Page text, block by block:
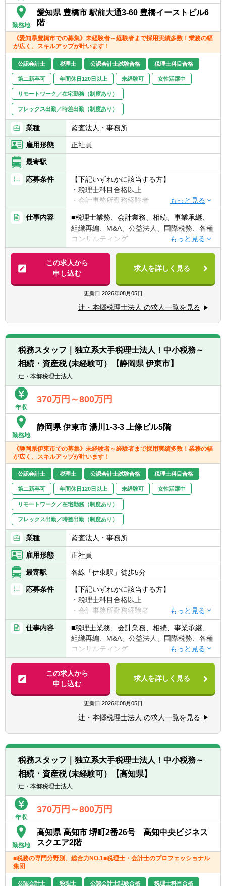
勤務地
愛知県 豊橋市 駅前大通3-60 豊橋イーストビル6
階
《愛知県豊橋市での募集》未経験者～経験者まで採用実績多数！業務の幅
が広く、スキルアップが叶います！
公認会計士 税理士 公認会計士試験合格 税理士科目合格
第二新卒可 年間休日120日以上 未経験可 女性活躍中
リモートワーク／在宅勤務（制度あり）
フレックス出勤／時差出勤（制度あり）
業種 監査法人・事務所
雇用形態 正社員
最寄駅
応募条件
【下記いずれかに該当する方】
・税理士科目合格以上
・会計事務所勤務経験者
・公認会計士（監査経験1年以上ある方)※税
務業務未経験会計士の方も歓迎いたしま
す！！
・普通自動車免許
【求める人物像】
■税務・会計にとどまらず、総合的な観点か
ら経営コンサルティングに携りたい方
■経験・能力をフルに発揮できる環境で働き
【部署異動について】
■フリーエージェント制度
・年に2回上司を通さずに直接人事へ依頼を
出すことが可能です。
・希望が通る確率はおおよそ約60％程度で
・また、全国に拠点があるため、ご家庭の事
情によって比較的自由に変更することが可能
です。
仕事内容
■税理士業務、会計業務、相続、事業承継、
組織再編、M&A、公益法人、国際税務、各種
コンサルティング
【法人全体の特色】
■業界トップレベルの規模でお客様に対して
サービス提供しています。
■チーム連携：税理士、公認会計士、中小企
業診断士など、税務・会計に関わる様々な分
野のエキスパートが集結し、案件によって
は、互いにチームを組んで業務を進めること
があります。
■広範囲な取扱業務
一般企業をはじめ、医療法人、公益法人、社
会福祉法人、地方公共団体、海外法人、個人
と幅広いお客様に対して、税務・会計サービ
スを提供しています。
この求人から
申し込む
求人を詳しく見る
更新日 2026年08月05日
辻・本郷税理士法人 の求人一覧を見る
税務スタッフ｜独立系大手税理士法人！中小税務～
相続・資産税 (未経験可）【静岡県 伊東市】
辻・本郷税理士法人
年収
370万円～800万円
勤務地
静岡県 伊東市 湯川1-3-3 上條ビル5階
《静岡県伊東市での募集》未経験者～経験者まで採用実績多数！業務の幅
が広く、スキルアップが叶います！
公認会計士 税理士 公認会計士試験合格 税理士科目合格
第二新卒可 年間休日120日以上 未経験可 女性活躍中
リモートワーク／在宅勤務（制度あり）
フレックス出勤／時差出勤（制度あり）
業種 監査法人・事務所
雇用形態 正社員
最寄駅 各線「伊東駅」徒歩5分
応募条件
【下記いずれかに該当する方】
・税理士科目合格以上
・会計事務所勤務経験者
・公認会計士（監査経験1年以上ある方)※税
務業務未経験会計士の方も歓迎いたしま
す！！
・普通自動車免許
【求める人物像】
■税務・会計にとどまらず、総合的な観点か
ら経営コンサルティングに携りたい方
■経験・能力をフルに発揮できる環境で働き
【部署異動について】
■フリーエージェント制度
・年に2回上司を通さずに直接人事へ依頼を
出すことが可能です。
・希望が通る確率はおおよそ約60％程度で
・また、全国に拠点があるため、ご家庭の事
情によって比較的自由に変更することが可能
です。
仕事内容
■税理士業務、会計業務、相続、事業承継、
組織再編、M&A、公益法人、国際税務、各種
コンサルティング
【法人全体の特色】
■業界トップレベルの規模でお客様に対して
サービス提供しています。
■チーム連携：税理士、公認会計士、中小企
業診断士など、税務・会計に関わる様々な分
野のエキスパートが集結し、案件によって
は、互いにチームを組んで業務を進めること
があります。
■広範囲な取扱業務
一般企業をはじめ、医療法人、公益法人、社
会福祉法人、地方公共団体、海外法人、個人
と幅広いお客様に対して、税務・会計サービ
スを提供しています。
この求人から
申し込む
求人を詳しく見る
更新日 2026年08月05日
辻・本郷税理士法人 の求人一覧を見る
税務スタッフ｜独立系大手税理士法人！中小税務～
相続・資産税 (未経験可）【高知県】
辻・本郷税理士法人
年収
370万円～800万円
勤務地
高知県 高知市 堺町2番26号 高知中央ビジネス
スクエア2階
■税務の専門分野別、総合力NO.1■税理士・会計士のプロフェッショナル
集団
公認会計士 税理士 公認会計士試験合格 税理士科目合格